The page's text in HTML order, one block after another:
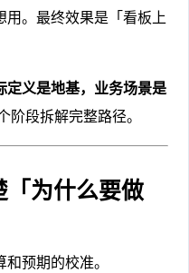
用。最终效果是「看板上
定义是地基，业务场景是
阶段拆解完整路径。
「为什么要做
预期的校准。